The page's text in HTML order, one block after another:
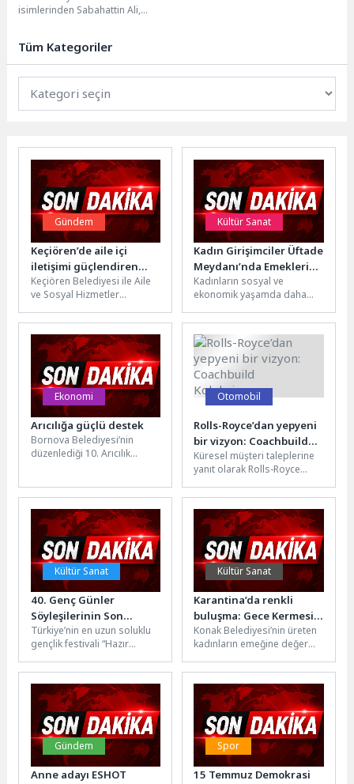
isimlerinden Sabahattin Ali,
düzenlediği “Sabahattin Ali
Günleri”...
Tüm Kategoriler
Gündem
Keçiören’de aile içi
iletişimi güçlendiren
seminer
Keçiören Belediyesi ile Aile
ve Sosyal Hizmetler
Güngörmüşler Konağı’nda
“Aile İçi İletişimin...
Kültür Sanat
Kadın Girişimciler Üftade
Meydanı’nda Emeklerini
Sergiledi
Kadınların sosyal ve
ekonomik yaşamda daha
projeyi hayata geçiren
Osmangazi Belediyesi,...
Ekonomi
Arıcılığa güçlü destek
Bornova Belediyesi’nin
düzenlediği 10. Arıcılık
Otomobil
Rolls-Royce’dan yepyeni
bir vizyon: Coachbuild
Koleksiyonu
Küresel müşteri taleplerine
yanıt olarak Rolls-Royce
Koleksiyonu’nu sunuyor. Bu
koleksiyon, süper lüks...
Kültür Sanat
40. Genç Günler
Söyleşilerinin Son
Konuğu Emin Çapa Oldu
Türkiye’nin en uzun soluklu
gençlik festivali “Hazır
düzenlenen 40. Genç Günler
söyleşi, atölye...
Kültür Sanat
Karantina’da renkli
buluşma: Gece Kermesi,
Gün Batımı Konseri ile
taçlandı
Konak Belediyesi’nin üreten
kadınların emeğine değer
Gün Batımı Konseri’nin
coşkusuyla...
Gündem
Anne adayı ESHOT
Spor
15 Temmuz Demokrasi